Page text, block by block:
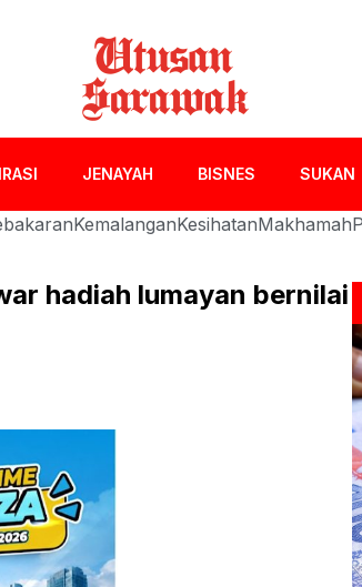
JENAYAH BISNES SUKAN
KemalanganKesihatanMakhamah
hadiah lumayan bernilai